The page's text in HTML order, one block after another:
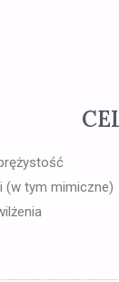
(w tym mimiczne)